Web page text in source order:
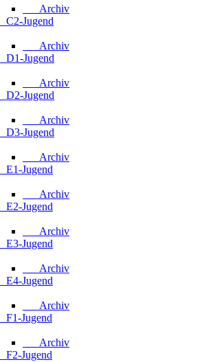
Archiv
C2-Jugend
Archiv
D1-Jugend
Archiv
D2-Jugend
Archiv
D3-Jugend
Archiv
E1-Jugend
Archiv
E2-Jugend
Archiv
E3-Jugend
Archiv
E4-Jugend
Archiv
F1-Jugend
Archiv
F2-Jugend